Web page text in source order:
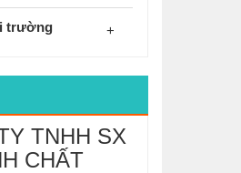
trường +
TNHH SX
CHẤT